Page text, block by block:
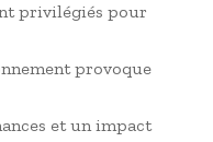
privilégiés pour
provoque
et un impact